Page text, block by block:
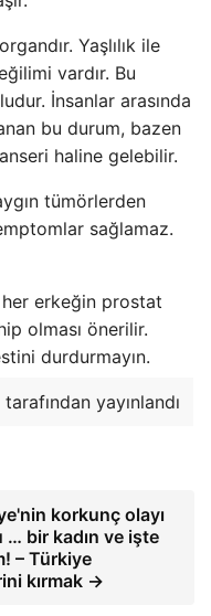
Yaşlılık ile
vardır. Bu
İnsanlar arasında
bu durum, bazen
haline gelebilir.
tümörlerden
sağlamaz.
erkeğin prostat
olması önerilir.
durdurmayın.
yayınlandı
korkunç olayı
… bir kadın ve işte
– Türkiye
kırmak →